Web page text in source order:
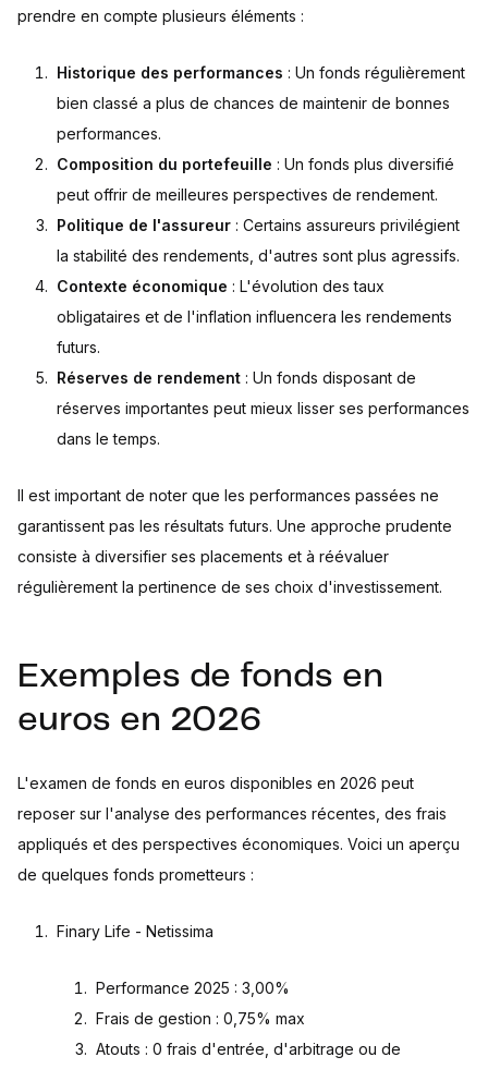
prendre en compte plusieurs éléments :
Historique des performances : Un fonds régulièrement
bien classé a plus de chances de maintenir de bonnes
performances.
Composition du portefeuille : Un fonds plus diversifié
peut offrir de meilleures perspectives de rendement.
Politique de l'assureur : Certains assureurs privilégient
la stabilité des rendements, d'autres sont plus agressifs.
Contexte économique : L'évolution des taux
obligataires et de l'inflation influencera les rendements
futurs.
Réserves de rendement : Un fonds disposant de
réserves importantes peut mieux lisser ses performances
dans le temps.
Il est important de noter que les performances passées ne
garantissent pas les résultats futurs. Une approche prudente
consiste à diversifier ses placements et à réévaluer
régulièrement la pertinence de ses choix d'investissement.
Exemples de fonds en
euros en 2026
L'examen de fonds en euros disponibles en 2026 peut
reposer sur l'analyse des performances récentes, des frais
appliqués et des perspectives économiques. Voici un aperçu
de quelques fonds prometteurs :
Finary Life - Netissima
Performance 2025 : 3,00%
Frais de gestion : 0,75% max
Atouts : 0 frais d'entrée, d'arbitrage ou de